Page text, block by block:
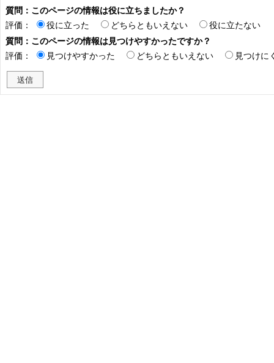
質問：このページの情報は役に立ちましたか？
評価：
役に立った どちらともいえない
役に立たない
質問：このページの情報は見つけやすかったですか？
評価：
見つけやすかった どちらともいえない 見つけに